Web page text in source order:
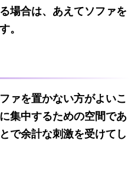
場合は、あえてソファを
。
ァを置かない方がよいこ
集中するための空間であ
で余計な刺激を受けてし